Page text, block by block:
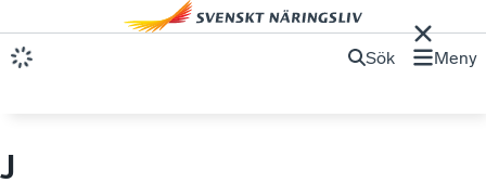
Sök Meny
J